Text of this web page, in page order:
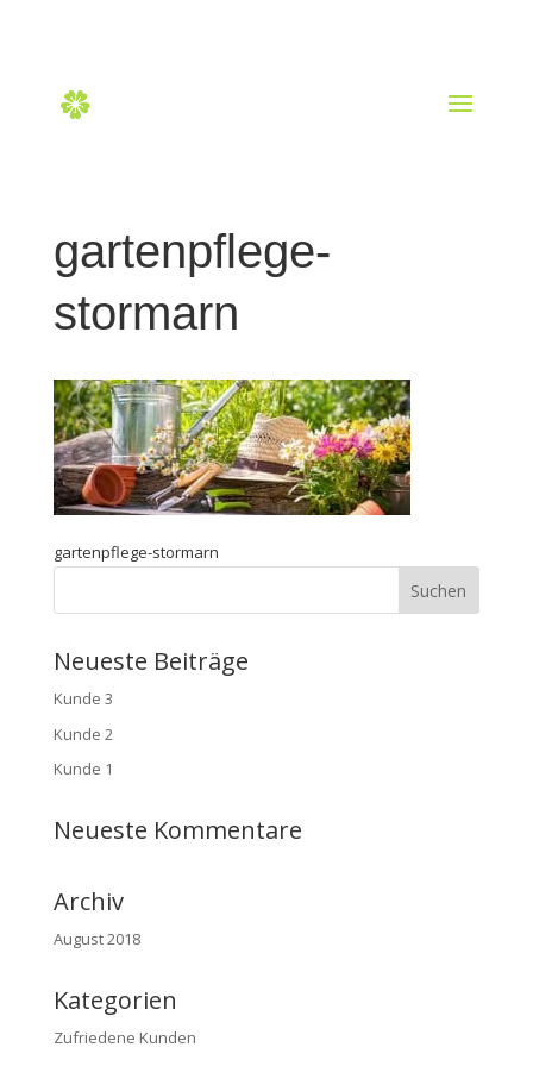
gartenpflege-
stormarn
gartenpflege-stormarn
Neueste Beiträge
Kunde 3
Kunde 2
Kunde 1
Neueste Kommentare
Archiv
August 2018
Kategorien
Zufriedene Kunden